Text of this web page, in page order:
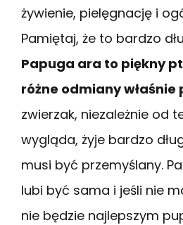
żywienie, pielęgnację i
Pamiętaj, że to bardzo
Papuga ara to piękny
różne odmiany właśnie
zwierzak, niezależnie od
wygląda, żyje bardzo
musi być przemyślany.
lubi być sama i jeśli nie
nie będzie najlepszym